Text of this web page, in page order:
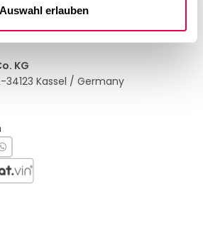
Auswahl erlauben
für Gastronomiemöbel und -textilien. Wir
für Restaurants, Hotels und
Service, auf die Sie sich verlassen
KG
34123 Kassel / Germany